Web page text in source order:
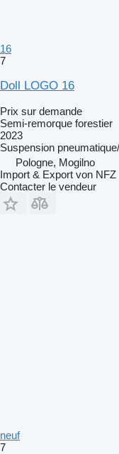
16
7
Doll LOGO 16
Prix sur demande
Semi-remorque forestier
2023
Suspension
Pologne, Mogilno
Import & Export von
Contacter le vendeur
neuf
7